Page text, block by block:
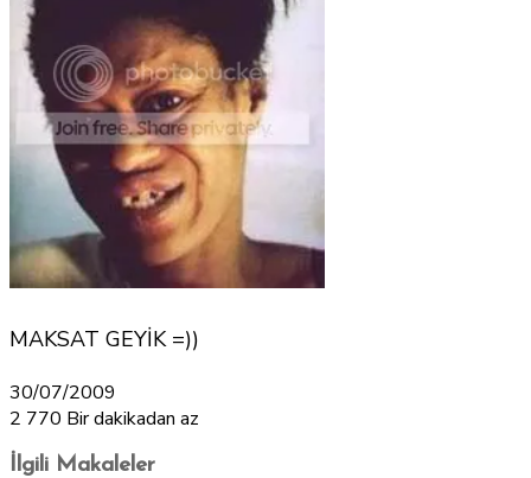
MAKSAT GEYİK =))
30/07/2009
2 770 Bir dakikadan az
İlgili Makaleler